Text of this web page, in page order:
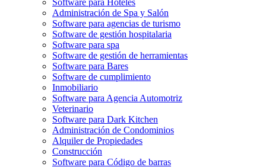
Software para Hoteles
Administración de Spa y Salón
Software para agencias de turismo
Software de gestión hospitalaria
Software para spa
Software de gestión de herramientas
Software para Bares
Software de cumplimiento
Inmobiliario
Software para Agencia Automotriz
Veterinario
Software para Dark Kitchen
Administración de Condominios
Alquiler de Propiedades
Construcción
Software para Código de barras